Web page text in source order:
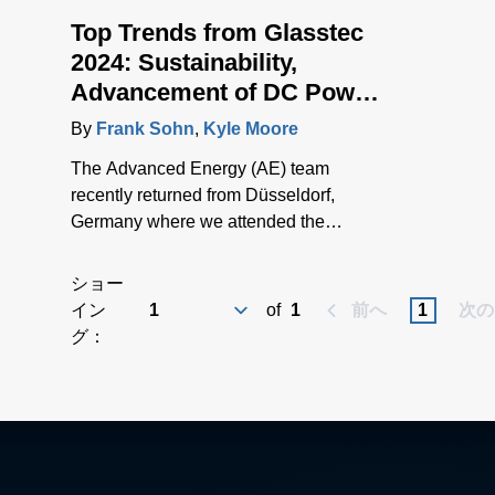
Top Trends from Glasstec
2024: Sustainability,
Advancement of DC Power
and Emerging Markets
By Frank Sohn, Kyle Moore
The Advanced Energy (AE) team
recently returned from Düsseldorf,
Germany where we attended the
brought together the global glass
manufacturing industry gathered to
explore technologies, trends and
ショー
イン
グ：
of 1 前へ 1 次